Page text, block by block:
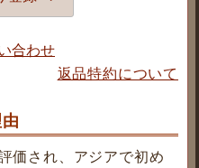
合わせ
返品特約について
価され、アジアで初め